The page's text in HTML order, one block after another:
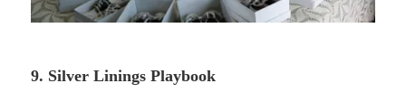
9. Silver Linings Playbook